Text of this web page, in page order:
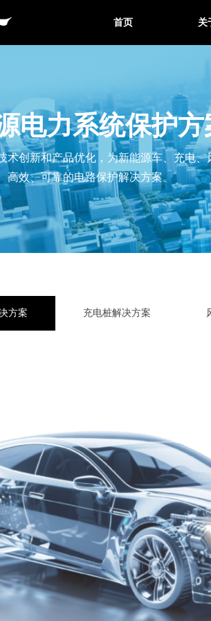
首页 关
电力系统保护方
术创新和产品优化，为新能源车、充电
高效、可靠的电路保护解决方案
方案 充电桩解决方案